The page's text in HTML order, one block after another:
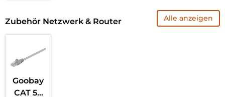
Zubehör Netzwerk & Router Alle anzeigen
Goobay
CAT 5e